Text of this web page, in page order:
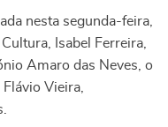
nesta segunda-feira,
Isabel Ferreira,
Amaro das Neves, o
Vieira,